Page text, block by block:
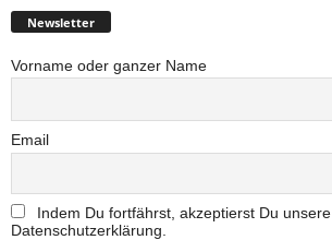
Newsletter
Vorname oder ganzer Name
Email
Indem Du fortfährst, akzeptierst Du unsere
Datenschutzerklärung.